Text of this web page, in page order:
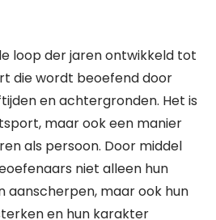
loop der jaren ontwikkeld tot
die wordt beoefend door
en achtergronden. Het is
maar ook een manier
als persoon. Door middel
niet alleen hun
aanscherpen, maar ook hun
en hun karakter